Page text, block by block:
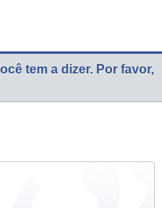
tem a dizer. Por favor,